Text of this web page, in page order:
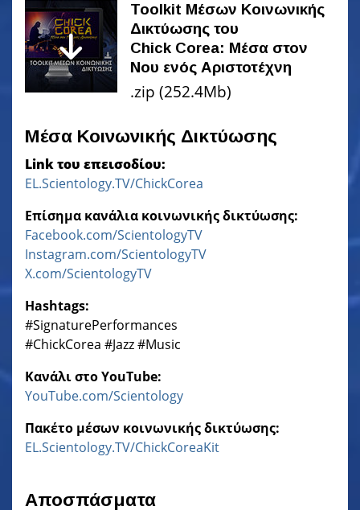
Toolkit Μέσων Κοινωνικής
Δικτύωσης του
Chick Corea: Μέσα στον
Νου ενός Αριστοτέχνη
.zip (252.4Mb)
Μέσα Κοινωνικής Δικτύωσης
Link του επεισοδίου:
EL.Scientology.TV/ChickCorea
Επίσημα κανάλια κοινωνικής δικτύωσης:
Facebook.com/ScientologyTV
Instagram.com/ScientologyTV
X.com/ScientologyTV
Hashtags:
‎#SignaturePerformances
‎#ChickCorea ‎#Jazz ‎#Music
Κανάλι στο YouTube:
YouTube.com/Scientology
Πακέτο μέσων κοινωνικής δικτύωσης:
EL.Scientology.TV/ChickCoreaKit
Αποσπάσματα